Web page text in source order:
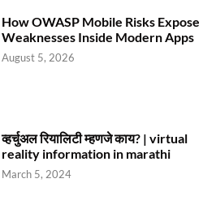
How OWASP Mobile Risks Expose
Weaknesses Inside Modern Apps
August 5, 2026
व्हर्चुअल रियालिटी म्हणजे काय? | virtual
reality information in marathi
March 5, 2024